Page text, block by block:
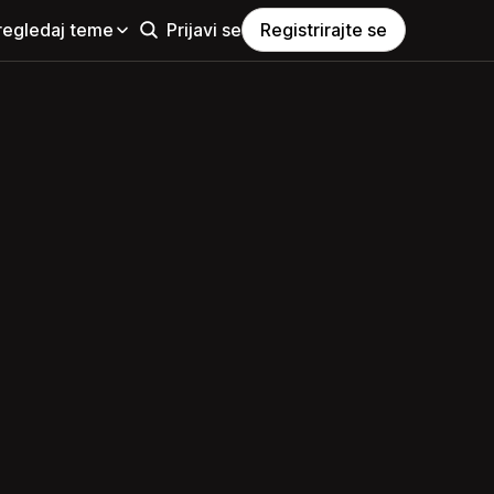
teme Prijavi se Registrirajte se